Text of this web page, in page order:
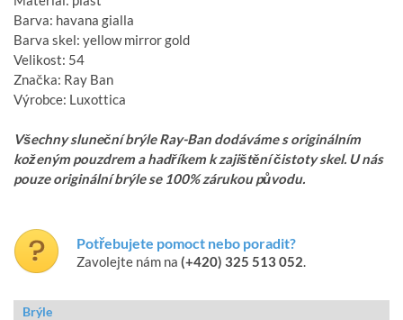
Barva: havana gialla
Barva skel: yellow mirror gold
Velikost: 54
Značka: Ray Ban
Výrobce: Luxottica
Všechny sluneční brýle Ray-Ban dodáváme s originálním
koženým pouzdrem a hadříkem k zajištění čistoty skel. U nás
pouze originální brýle se 100% zárukou původu.
Potřebujete pomoct nebo poradit?
Zavolejte nám na (+420) 325 513 052.
Brýle